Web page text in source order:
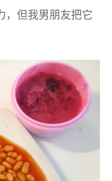
，但我男朋友把它